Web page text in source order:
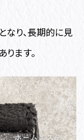
なり、長期的に見
ます。